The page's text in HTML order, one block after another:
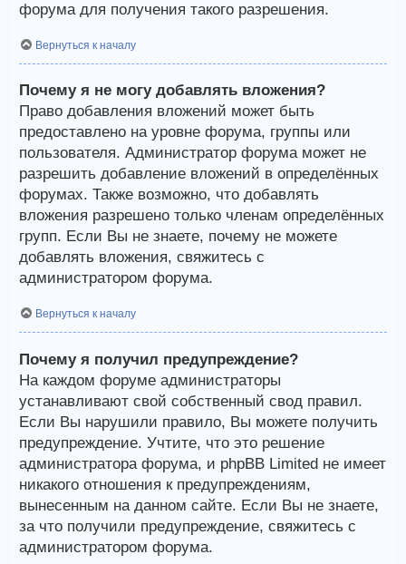
форума для получения такого разрешения.
Вернуться к началу
Почему я не могу добавлять вложения?
Право добавления вложений может быть
предоставлено на уровне форума, группы или
пользователя. Администратор форума может не
разрешить добавление вложений в определённых
форумах. Также возможно, что добавлять
вложения разрешено только членам определённых
групп. Если Вы не знаете, почему не можете
добавлять вложения, свяжитесь с
администратором форума.
Вернуться к началу
Почему я получил предупреждение?
На каждом форуме администраторы
устанавливают свой собственный свод правил.
Если Вы нарушили правило, Вы можете получить
предупреждение. Учтите, что это решение
администратора форума, и phpBB Limited не имеет
никакого отношения к предупреждениям,
вынесенным на данном сайте. Если Вы не знаете,
за что получили предупреждение, свяжитесь с
администратором форума.